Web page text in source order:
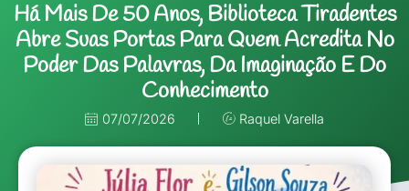
Há Mais De 50 Anos, Biblioteca Tiradentes
Abre Suas Portas Para Quem Acredita No
Poder Das Palavras, Da Imaginação E Do
Conhecimento
07/07/2026 Raquel Varella